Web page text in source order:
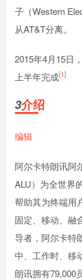
子（Western
从AT&T分离。
2015年4月15日
上半年完成[1]
3介绍
编辑
阿尔卡特朗讯阿
ALU）为全世界
帮助其为终端用
固定、移动、融
导者，阿尔卡特
中、工作时、移
朗讯拥有79,000